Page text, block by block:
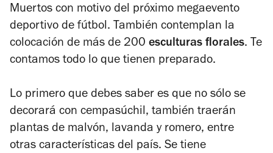
Muertos con motivo del próximo megaevento
deportivo de fútbol. También contemplan la
colocación de más de 200 esculturas florales. Te
contamos todo lo que tienen preparado.
Lo primero que debes saber es que no sólo se
decorará con cempasúchil, también traerán
plantas de malvón, lavanda y romero, entre
otras características del país. Se tiene